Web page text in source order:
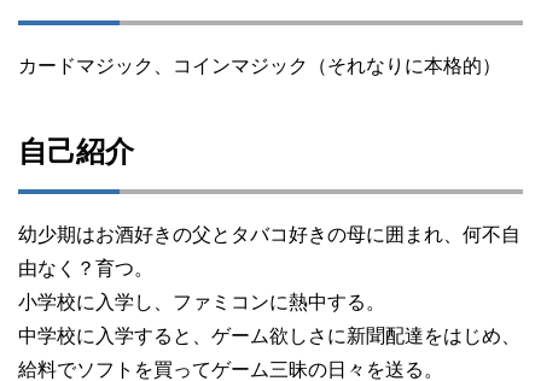
カードマジック、コインマジック（それなりに本格的）
自己紹介
幼少期はお酒好きの父とタバコ好きの母に囲まれ、何不自
由なく？育つ。
小学校に入学し、ファミコンに熱中する。
中学校に入学すると、ゲーム欲しさに新聞配達をはじめ、
給料でソフトを買ってゲーム三昧の日々を送る。